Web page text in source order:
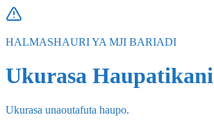
HALMASHAURI YA MJI BARIADI
Ukurasa Haupatikani
Ukurasa unaoutafuta haupo.